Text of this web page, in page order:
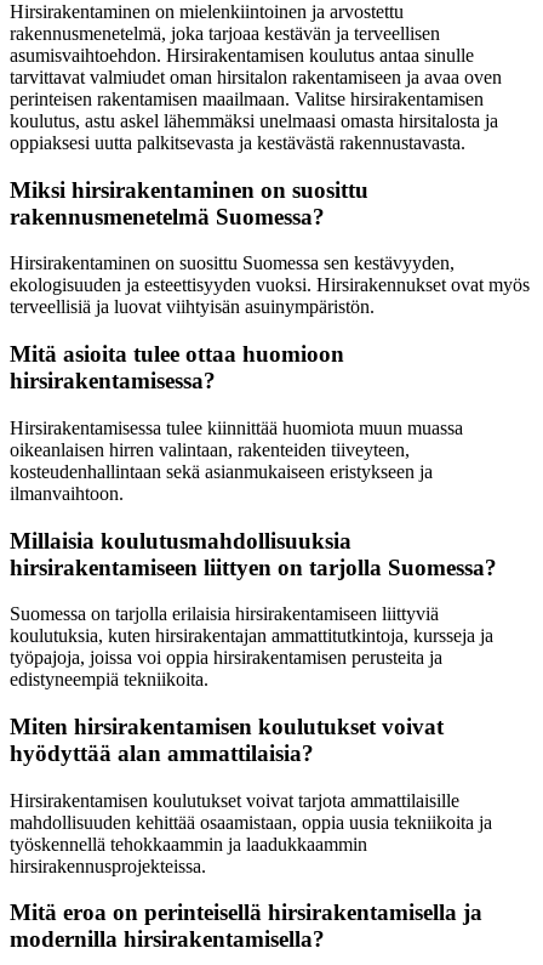
Hirsirakentaminen on mielenkiintoinen ja arvostettu
rakennusmenetelmä, joka tarjoaa kestävän ja terveellisen
asumisvaihtoehdon. Hirsirakentamisen koulutus antaa sinulle
tarvittavat valmiudet oman hirsitalon rakentamiseen ja avaa oven
perinteisen rakentamisen maailmaan. Valitse hirsirakentamisen
koulutus, astu askel lähemmäksi unelmaasi omasta hirsitalosta ja
oppiaksesi uutta palkitsevasta ja kestävästä rakennustavasta.
Miksi hirsirakentaminen on suosittu
rakennusmenetelmä Suomessa?
Hirsirakentaminen on suosittu Suomessa sen kestävyyden,
ekologisuuden ja esteettisyyden vuoksi. Hirsirakennukset ovat myös
terveellisiä ja luovat viihtyisän asuinympäristön.
Mitä asioita tulee ottaa huomioon
hirsirakentamisessa?
Hirsirakentamisessa tulee kiinnittää huomiota muun muassa
oikeanlaisen hirren valintaan, rakenteiden tiiveyteen,
kosteudenhallintaan sekä asianmukaiseen eristykseen ja
ilmanvaihtoon.
Millaisia koulutusmahdollisuuksia
hirsirakentamiseen liittyen on tarjolla Suomessa?
Suomessa on tarjolla erilaisia hirsirakentamiseen liittyviä
koulutuksia, kuten hirsirakentajan ammattitutkintoja, kursseja ja
työpajoja, joissa voi oppia hirsirakentamisen perusteita ja
edistyneempiä tekniikoita.
Miten hirsirakentamisen koulutukset voivat
hyödyttää alan ammattilaisia?
Hirsirakentamisen koulutukset voivat tarjota ammattilaisille
mahdollisuuden kehittää osaamistaan, oppia uusia tekniikoita ja
työskennellä tehokkaammin ja laadukkaammin
hirsirakennusprojekteissa.
Mitä eroa on perinteisellä hirsirakentamisella ja
modernilla hirsirakentamisella?